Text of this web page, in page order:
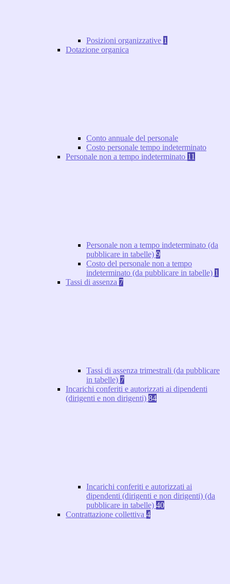
Posizioni organizzative 1
Dotazione organica
Conto annuale del personale
Costo personale tempo indeterminato
Personale non a tempo indeterminato 11
Personale non a tempo indeterminato (da
pubblicare in tabelle) 9
Costo del personale non a tempo
indeterminato (da pubblicare in tabelle) 1
Tassi di assenza 7
Tassi di assenza trimestrali (da pubblicare
in tabelle) 7
Incarichi conferiti e autorizzati ai dipendenti
(dirigenti e non dirigenti) 84
Incarichi conferiti e autorizzati ai
dipendenti (dirigenti e non dirigenti) (da
pubblicare in tabelle) 40
Contrattazione collettiva 4